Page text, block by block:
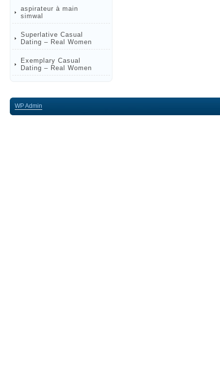
aspirateur à main
simwal
Superlative Сasual
Dating – Real Women
Exemplary Сasual
Dating – Real Women
WPAdmin